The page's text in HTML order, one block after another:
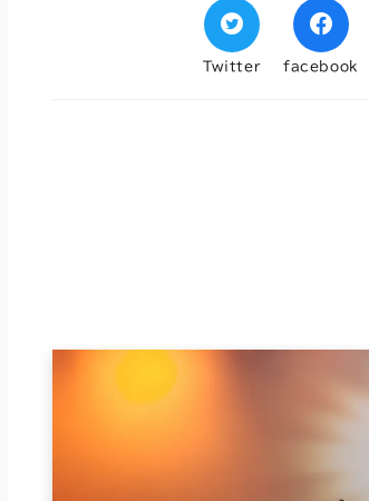
Twitter facebook